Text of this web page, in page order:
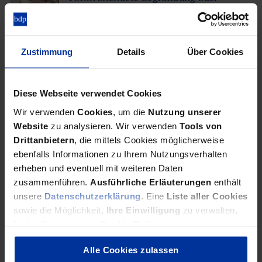
Zustimmung Details Über Cookies
Diese Webseite verwendet Cookies
Wir verwenden Cookies , um die Nutzung unserer
Website zu analysieren. Wir verwenden Tools von
Drittanbietern , die mittels Cookies möglicherweise
ebenfalls Informationen zu Ihrem Nutzungsverhalten
erheben und eventuell mit weiteren Daten
zusammenführen. Ausführliche Erläuterungen enthält
unsere Datenschutzerklärung . Eine Liste aller Cookies
sowie die Möglichkeit, Ihre Einwilligung zu verwalten,
Alle Cookies zulassen
Bis auf branchenspezifische Ausnahmen ist der Abschluss oder die
Änderungen von Arbeitsverhältnissen in digitaler Form möglich.
Für die Beendigung ist aber weiterhin die analoge Schriftform
KI und Recht
Künstliche Intelligenz im Arbeitsalltag
Der Einsatz Künstlicher Intelligenz (KI) in Unternehmen hat das
Potenzial enorme Wettbewerbsvorteile zu schaffen. Sie wirft aber